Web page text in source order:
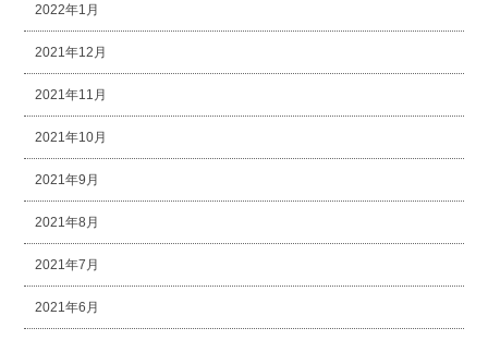
2022年1月
2021年12月
2021年11月
2021年10月
2021年9月
2021年8月
2021年7月
2021年6月